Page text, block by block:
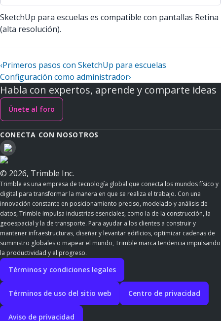
SketchUp para escuelas es compatible con pantallas Retina
(alta resolución).
‹Primeros pasos con SketchUp para escuelas
Configuración como administrador›
Habla con expertos, aprende y comparte ideas
Únete al foro
CONECTA CON NOSOTROS
© 2026, Trimble Inc.
Trimble es una empresa de tecnología global que conecta los mundos físico y
digital para transformar la manera en que se realiza el trabajo. Con una
innovación constante en posicionamiento preciso, modelado y análisis de
datos, Trimble impulsa industrias esenciales, como la de la construcción, la
geoespacial y la de transporte. Para ayudar a los clientes a construir y
mantener infraestructuras, diseñar y levantar edificios, optimizar cadenas de
suministro globales o mapear el mundo, Trimble marca tendencia impulsando
la productividad y el progreso.
Términos y condiciones legales
Términos de uso del sitio web Centro de privacidad
Aviso de privacidad